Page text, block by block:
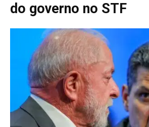
do governo no STF